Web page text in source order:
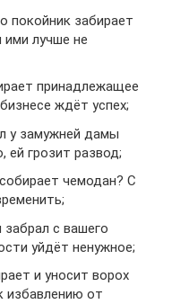
покойник забирает
лучше не
принадлежащее
ждёт успех;
у замужней дамы
ей грозит развод;
чемодан? С
с вашего
уйдёт ненужное;
и уносит ворох
избавлению от